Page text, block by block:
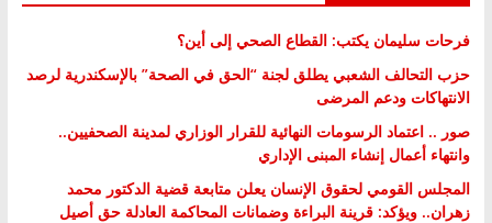
فرحات سليمان يكتب: القطاع الصحي إلى أين؟
حزب التحالف الشعبي يطلق لجنة “الحق في الصحة” بالإسكندرية لرصد
الانتهاكات ودعم المرضى
صور .. اعتماد الرسومات النهائية للقرار الوزاري لمدينة الصحفيين..
وانتهاء أعمال إنشاء المبنى الإداري
المجلس القومي لحقوق الإنسان يعلن متابعة قضية الدكتور محمد
زهران.. ويؤكد: قرينة البراءة وضمانات المحاكمة العادلة حق أصيل